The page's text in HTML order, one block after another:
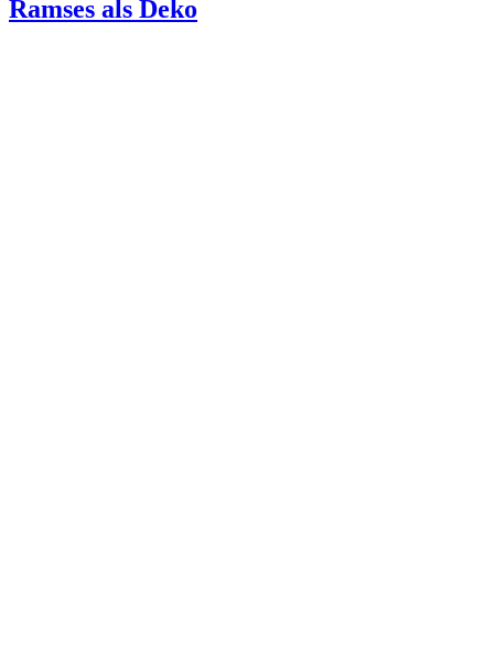
Ramses als Deko